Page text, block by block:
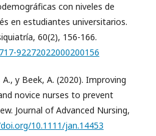
con niveles de
en estudiantes universitarios.
60(2), 156-166.
92272022000200156
A., y Beek, A. (2020). Improving
novice nurses to prevent
Journal of Advanced Nursing,
10.1111/jan.14453